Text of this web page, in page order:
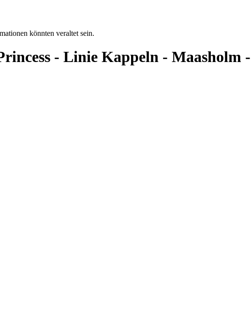
könnten veraltet sein.
- Linie Kappeln - Maasholm